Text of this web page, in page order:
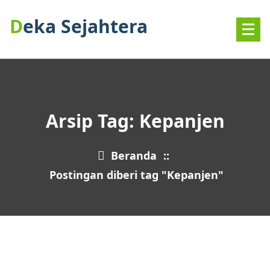
Deka Sejahtera
Arsip Tag: Kepanjen
Beranda ::
Postingan diberi tag "Kepanjen"